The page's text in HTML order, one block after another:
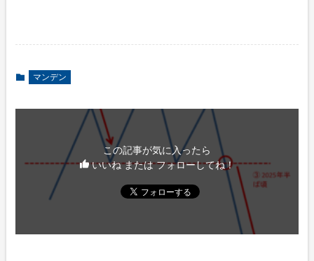
マンデン
この記事が気に入ったら
いいね または フォローしてね！